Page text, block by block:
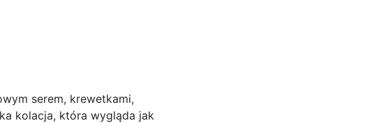
serem, krewetkami,
kolacja, która wygląda jak